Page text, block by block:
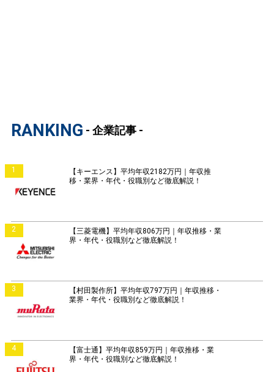
RANKING - 企業記事 -
1
【キーエンス】平均年収2182万円｜年収推
移・業界・年代・役職別など徹底解説！
2
【三菱電機】平均年収806万円｜年収推移・業
界・年代・役職別など徹底解説！
3
【村田製作所】平均年収797万円｜年収推移・
業界・年代・役職別など徹底解説！
4
【富士通】平均年収859万円｜年収推移・業
界・年代・役職別など徹底解説！